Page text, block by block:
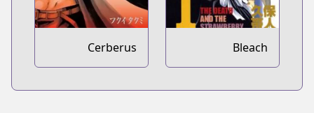
Bleach
Cerberus